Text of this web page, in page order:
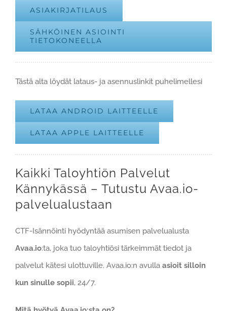
ASIAKIRJATILAUS
SÄHKÖINEN ASIOINTI
TIETOKONEELLA
Tästä alta löydät lataus- ja asennuslinkit puhelimellesi
LATAA ANDROID LAITTEELLE
LATAA APPLE LAITTEELLE
Kaikki Taloyhtiön Palvelut
Kännykässä – Tutustu Avaa.io-
palvelualustaan
CTF-Isännöinti hyödyntää asumisen palvelualusta
Avaa.io:ta, joka tuo taloyhtiösi tärkeimmät tiedot ja
palvelut kätesi ulottuville. Avaa.io:n avulla asioit silloin
kun sinulle sopii, 24/7.